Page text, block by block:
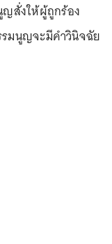
ญสั่งให้ผู้ถูกร้อง
มนูญจะมีคำวินิจฉัย